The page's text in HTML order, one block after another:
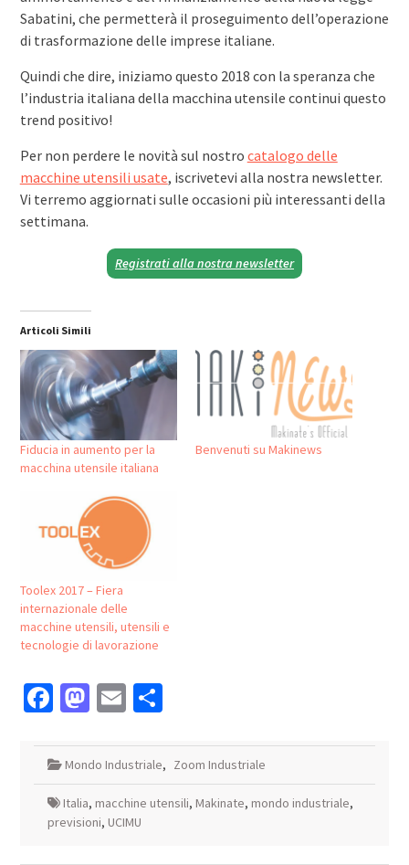
Sabatini, che permetterà il proseguimento dell’operazione
di trasformazione delle imprese italiane.
Quindi che dire, iniziamo questo 2018 con la speranza che
l’industria italiana della macchina utensile continui questo
trend positivo!
Per non perdere le novità sul nostro catalogo delle
macchine utensili usate, iscrivetevi alla nostra newsletter.
Vi terremo aggiornati sulle occasioni più interessanti della
settimana.
Registrati alla nostra newsletter
Articoli Simili
Fiducia in aumento per la
macchina utensile italiana
Benvenuti su Makinews
Toolex 2017 – Fiera
internazionale delle
macchine utensili, utensili e
tecnologie di lavorazione
Facebook
Mastodon
EmailCondividi
Mondo Industriale, Zoom Industriale
Italia, macchine utensili, Makinate, mondo industriale,
previsioni, UCIMU